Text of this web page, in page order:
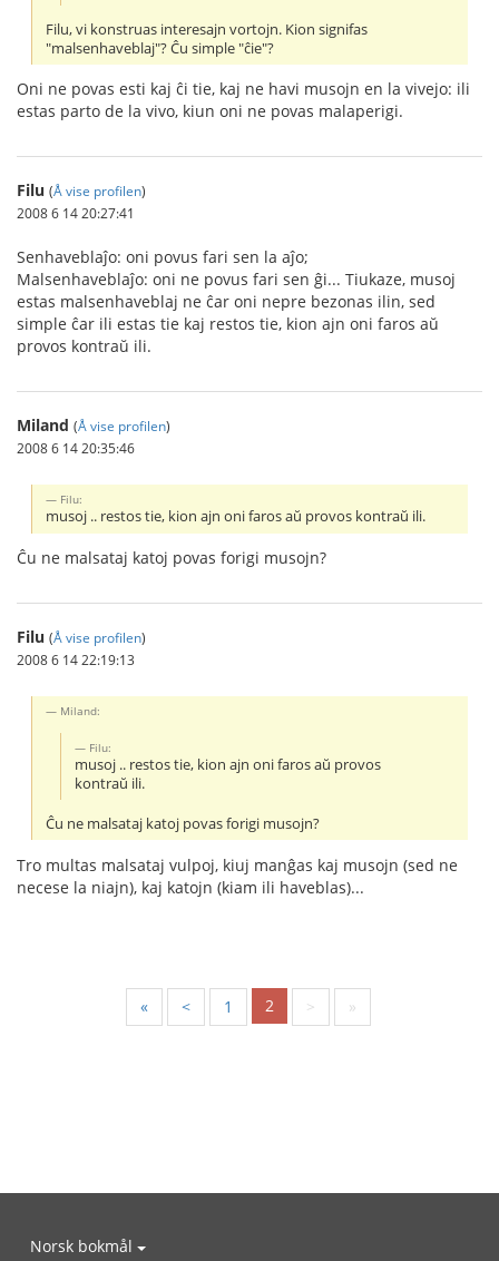
Filu, vi konstruas interesajn vortojn. Kion signifas
"malsenhaveblaj"? Ĉu simple "ĉie"?
Oni ne povas esti kaj ĉi tie, kaj ne havi musojn en la vivejo: ili
estas parto de la vivo, kiun oni ne povas malaperigi.
Filu (Å vise profilen)
2008 6 14 20:27:41
Senhaveblaĵo: oni povus fari sen la aĵo;
Malsenhaveblaĵo: oni ne povus fari sen ĝi... Tiukaze, musoj
estas malsenhaveblaj ne ĉar oni nepre bezonas ilin, sed
simple ĉar ili estas tie kaj restos tie, kion ajn oni faros aŭ
provos kontraŭ ili.
Miland (Å vise profilen)
2008 6 14 20:35:46
Filu:
musoj .. restos tie, kion ajn oni faros aŭ provos kontraŭ ili.
Ĉu ne malsataj katoj povas forigi musojn?
Filu (Å vise profilen)
2008 6 14 22:19:13
Miland:
Filu:
musoj .. restos tie, kion ajn oni faros aŭ provos
kontraŭ ili.
Ĉu ne malsataj katoj povas forigi musojn?
Tro multas malsataj vulpoj, kiuj manĝas kaj musojn (sed ne
necese la niajn), kaj katojn (kiam ili haveblas)...
« < 1 2 > »
Norsk bokmål